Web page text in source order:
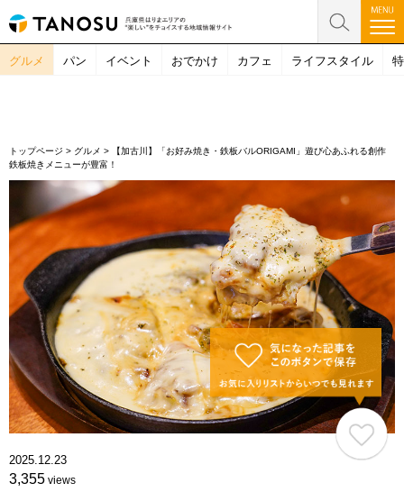
グルメ パン イベント おでかけ カフェ ライフスタイル
トップページ > グルメ >
【加古川】「お好み焼き・鉄板バルORIGAMI」遊び心あふれる創作
鉄板焼きメニューが豊富！
2025.12.23
3,355 views